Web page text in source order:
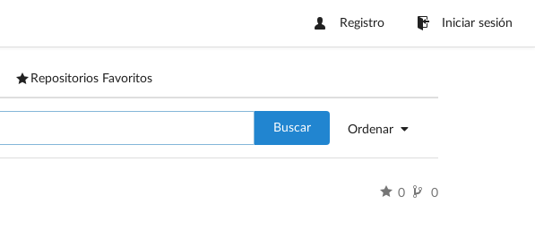
Registro Iniciar sesión
Repositorios Favoritos
Ordenar
Buscar
0 0